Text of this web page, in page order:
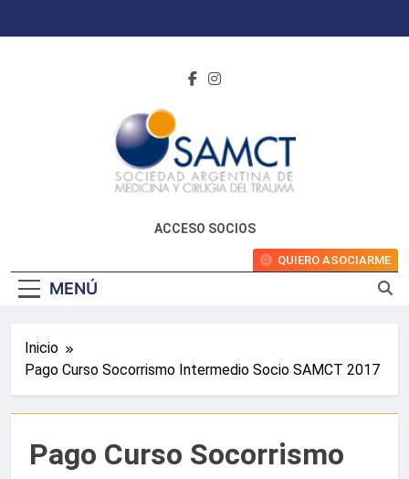
ACCESO SOCIOS
MENÚ
QUIERO ASOCIARME
Inicio
Pago Curso Socorrismo Intermedio Socio SAMCT 2017
Pago Curso Socorrismo